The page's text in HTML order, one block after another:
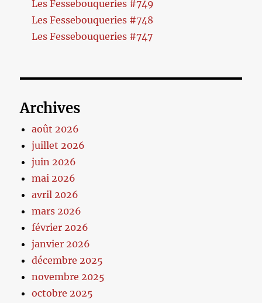
Les Fessebouqueries #749
Les Fessebouqueries #748
Les Fessebouqueries #747
Archives
août 2026
juillet 2026
juin 2026
mai 2026
avril 2026
mars 2026
février 2026
janvier 2026
décembre 2025
novembre 2025
octobre 2025